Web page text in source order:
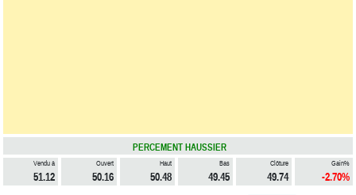
PERCEMENT HAUSSIER
Vendu à
51.12
Ouvert
50.16
Haut
50.48
Bas
49.45
Clôture
49.74
Gain%
-2.70%